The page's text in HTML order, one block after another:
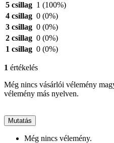
5 csillag 1 (100%)
4 csillag 0 (0%)
3 csillag 0 (0%)
2 csillag 0 (0%)
1 csillag 0 (0%)
1 értékelés
Még nincs vásárlói vélemény
vélemény más nyelven.
Mutatás
Még nincs vélemény.